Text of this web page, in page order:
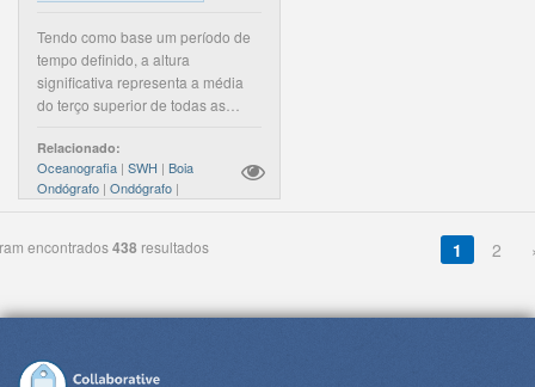
Tendo como base um período de
tempo definido, a altura
significativa representa a média
do terço superior de todas as
período, representado em metros.
Relacionado:
Oceanografia | SWH | Boia
Ondógrafo | Ondógrafo |
encontrados438 resultados 1 2